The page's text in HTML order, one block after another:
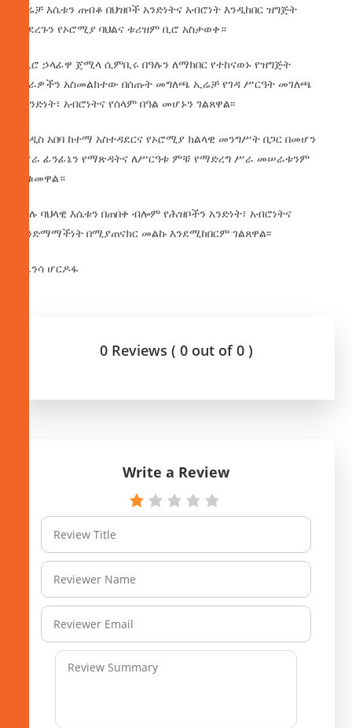
ኢሬቻ እሴቱን ጠብቆ በህዝቦች አንድነትና አብሮነት እንዲከበር ዝግጅት
መደረጉን የኦሮሚያ ባህልና ቱሪዝም ቢሮ አስታወቀ።
የቢሮኃላፊዋ ጀሚላ ሲምቢሩ በዓሉን ለማክበር የተከናወኑ የዝግጅት
ሥራዎችን አስመልክተው በሰጡት መግለጫ ኢሬቻ የገዳ ሥርዓት መገለጫ
የአንድነት፣ አብሮነትና የሰላም በዓል መሆኑን ገልጸዋል፡፡
የአዲስ አበባ ከተማ አስተዳደርና የኦሮሚያ ክልላዊ መንግሥት በጋር በመሆን
የሆራ ፊንፊኔን የማጽዳትና ለሥርዓቱ ምቹ የማድረግ ሥራ መሠራቱንም
ጠቁመዋል።
በዓሉ ባህላዊ እሴቱን በጠበቀ ብሎም የሕዝቦችን አንድነት፣ አብሮነትና
ወንድማማችነት በሚያጠናክር መልኩ እንደሚከበርም ገልጸዋል፡፡
በሌንሳ ሆርዶፋ
0 Reviews ( 0 out of 0 )
Write a Review